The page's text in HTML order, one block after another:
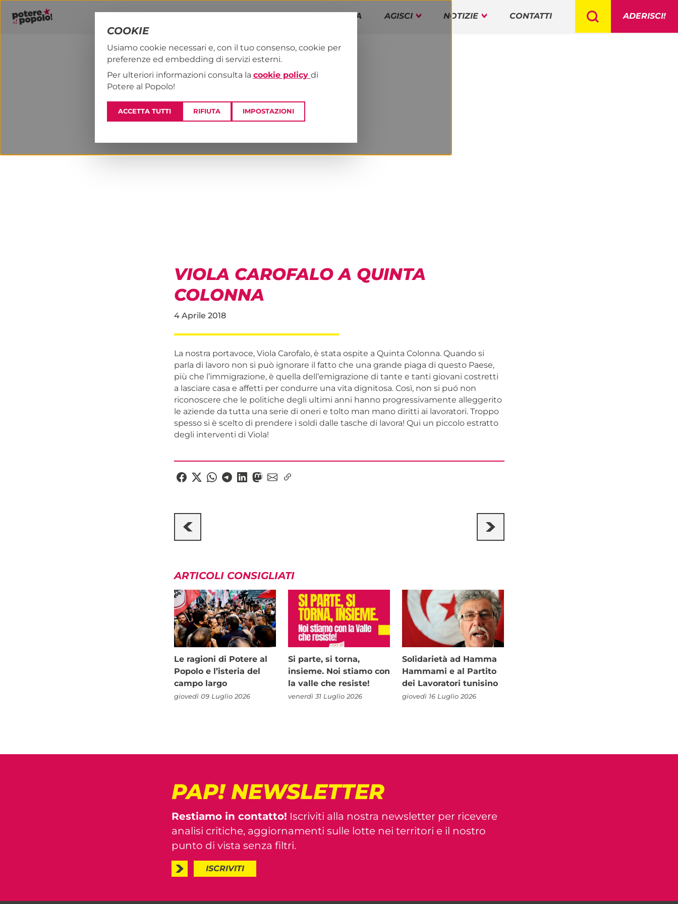
PROGRAMMA AGISCI NOTIZIE CONTATTI ADERISCI!
PAP! NOTIZIE NEWS & MEDIA
VIOLA CAROFALO A QUINTA
COLONNA
4 Aprile 2018
La nostra portavoce, Viola Carofalo, è stata ospite a Quinta Colonna. Quando si
parla di lavoro non si può ignorare il fatto che una grande piaga di questo Paese,
più che l’immigrazione, è quella dell’emigrazione di tante e tanti giovani costretti
a lasciare casa e affetti per condurre una vita dignitosa. Così, non si puó non
riconoscere che le politiche degli ultimi anni hanno progressivamente alleggerito
le aziende da tutta una serie di oneri e tolto man mano diritti ai lavoratori. Troppo
spesso si è scelto di prendere i soldi dalle tasche di lavora! Qui un piccolo estratto
degli interventi di Viola!
ARTICOLI CONSIGLIATI
Le ragioni di Potere al
Popolo e l’isteria del
campo largo
giovedì 09 Luglio 2026
Si parte, si torna,
insieme. Noi stiamo con
la valle che resiste!
venerdì 31 Luglio 2026
Solidarietà ad Hamma
Hammami e al Partito
dei Lavoratori tunisino
giovedì 16 Luglio 2026
PAP! NEWSLETTER
Restiamo in contatto! Iscriviti alla nostra newsletter per ricevere
analisi critiche, aggiornamenti sulle lotte nei territori e il nostro
punto di vista senza filtri.
ISCRIVITI
COOKIE
Usiamo cookie necessari e, con il tuo consenso, cookie per
preferenze ed embedding di servizi esterni.
Per ulteriori informazioni consulta la cookie policy di
Potere al Popolo!
ACCETTA TUTTI RIFIUTA IMPOSTAZIONI